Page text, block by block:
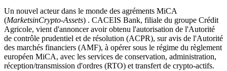
Un nouvel acteur dans le monde des agréments MiCA
(MarketsinCrypto-Assets) . CACEIS Bank, filiale du groupe Crédit
Agricole, vient d'annoncer avoir obtenu l'autorisation de l'Autorité
de contrôle prudentiel et de résolution (ACPR), sur avis de l'Autorité
des marchés financiers (AMF), à opérer sous le régime du règlement
européen MiCA, avec les services de conservation, administration,
réception/transmission d'ordres (RTO) et transfert de crypto-actifs.